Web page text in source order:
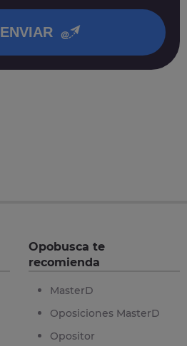
ENVIAR
Opobusca te
recomienda
MasterD
Oposiciones MasterD
Opositor